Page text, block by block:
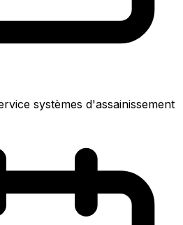
systèmes d'assainissement